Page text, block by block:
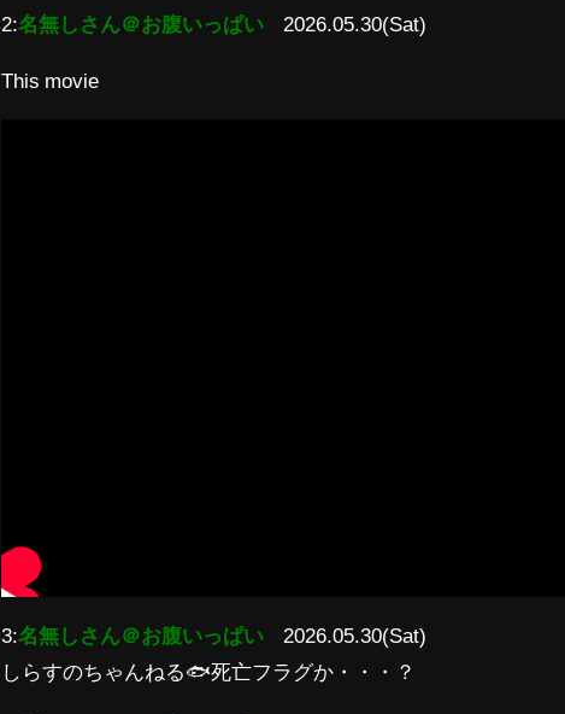
2:名無しさん＠お腹いっぱい 2026.05.30(Sat)
This movie
3:名無しさん＠お腹いっぱい
2026.05.30(Sat)
しらすのちゃんねる🐟死亡フラグか・・・？